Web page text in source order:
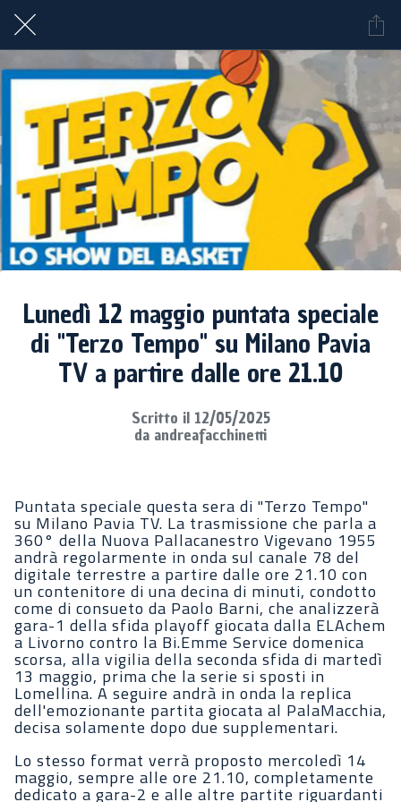
Lunedì 12 maggio puntata speciale
di "Terzo Tempo" su Milano Pavia
TV a partire dalle ore 21.10
Scritto il 12/05/2025
da andreafacchinetti
Puntata speciale questa sera di "Terzo Tempo"
su Milano Pavia TV. La trasmissione che parla a
360° della Nuova Pallacanestro Vigevano 1955
andrà regolarmente in onda sul canale 78 del
digitale terrestre a partire dalle ore 21.10 con
un contenitore di una decina di minuti, condotto
come di consueto da Paolo Barni, che analizzerà
gara-1 della sfida playoff giocata dalla ELAchem
a Livorno contro la Bi.Emme Service domenica
scorsa, alla vigilia della seconda sfida di martedì
13 maggio, prima che la serie si sposti in
Lomellina. A seguire andrà in onda la replica
dell'emozionante partita giocata al PalaMacchia,
decisa solamente dopo due supplementari.
Lo stesso format verrà proposto mercoledì 14
maggio, sempre alle ore 21.10, completamente
dedicato a gara-2 e alle altre partite riguardanti